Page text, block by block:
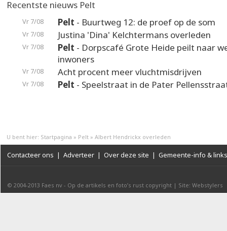
Recentste nieuws Pelt
Vr 7/08 Pelt - Buurtweg 12: de proef op de som
Vr 7/08 Justina 'Dina' Kelchtermans overleden
Vr 7/08 Pelt - Dorpscafé Grote Heide peilt naar
inwoners
Vr 7/08 Acht procent meer vluchtmisdrijven
Vr 7/08 Pelt - Speelstraat in de Pater
U bent hier: Startpagina » Pelt » Albert Hendrickx overleden
Contacteer ons | Adverteer | Over deze site | Gemeente-info & links
© 2004-2013 Faes nv - Op de artikels en foto’s rust copyright | Site: Webstylers